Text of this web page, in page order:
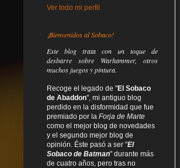
Ver todo mi perfil
¡Bienvenidos al Sobaco!
Este blog trata con un toque de
desbarre sobre Warhammer, otros
muchos juegos y pintura.
Recoge el legado de "El Sobaco
de Abaddon", mi antiguo blog
perdido en la disformidad que fue
premiado por la Forja de Marte
como el mejor blog de novedades
y el segundo mejor blog de
opinión. Éste pasó a ser "El
Sobaco de Batman" durante más
de cuatro años, pero tras no